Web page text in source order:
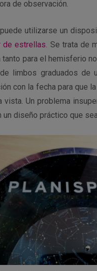
de observación.
utilizarse un
de estrellas. Se trata de
tanto para el hemisferio
limbos graduados de
con la fecha para que
vista. Un problema
un diseño práctico que